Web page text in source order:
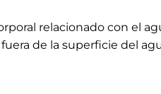
relacionado con el
de la superficie del